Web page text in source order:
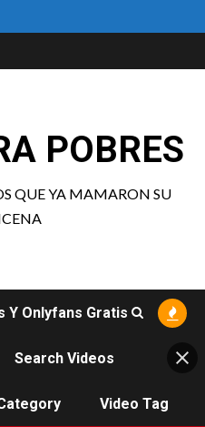
POBRES
QUE YA MAMARON SU
Y Onlyfans Gratis
Search Videos
Video Tag